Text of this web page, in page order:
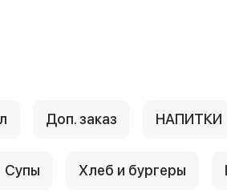
Доп. заказ НАПИТКИ
Супы Хлеб и бургеры